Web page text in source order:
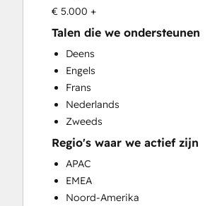
Full Inbound Marketing Services
Help Desk Implementation
Knowledge Base Development
Paid Advertising
Programmable Automation
Sales and Marketing Alignment
Sales Coaching and Training
Sales Enablement
Search Engine Optimization
Social Media
Video Production
€ 5.000 +
Talen die we ondersteunen
Deens
Engels
Frans
Nederlands
Zweeds
Regio's waar we actief zijn
APAC
EMEA
Noord-Amerika